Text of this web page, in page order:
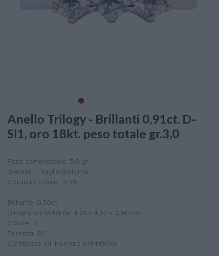
Anello Trilogy - Brillanti 0,91ct. D-
SI1, oro 18kt. peso totale gr.3,0
Peso complessivo: 3,0 gr.
Diamanti: Taglio Brillante
Caratura totale : 0,91ct.
Brillante: 0,30ct.
Dimensioni brillante: 4,26 x 4,30 x 2,66 mm
Colore: D
Purezza: SI1
Certificato IGI: Numero 649449066